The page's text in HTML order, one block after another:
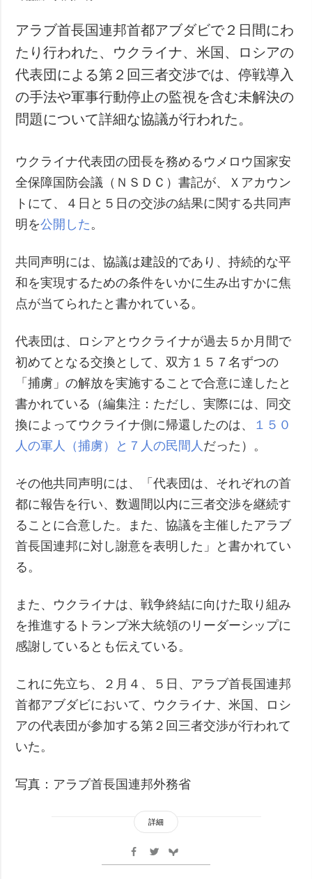
アラブ首長国連邦首都アブダビで２日間にわ
たり行われた、ウクライナ、米国、ロシアの
代表団による第２回三者交渉では、停戦導入
の手法や軍事行動停止の監視を含む未解決の
問題について詳細な協議が行われた。
ウクライナ代表団の団長を務めるウメロウ国家安
全保障国防会議（ＮＳＤＣ）書記が、Ｘアカウン
トにて、４日と５日の交渉の結果に関する共同声
明を公開した。
共同声明には、協議は建設的であり、持続的な平
和を実現するための条件をいかに生み出すかに焦
点が当てられたと書かれている。
代表団は、ロシアとウクライナが過去５か月間で
初めてとなる交換として、双方１５７名ずつの
「捕虜」の解放を実施することで合意に達したと
書かれている（編集注：ただし、実際には、同交
換によってウクライナ側に帰還したのは、
１５０
人の軍人（捕虜）と７人の民間人 だった）。
その他共同声明には、「代表団は、それぞれの首
都に報告を行い、数週間以内に三者交渉を継続す
ることに合意した。また、協議を主催したアラブ
首長国連邦に対し謝意を表明した」と書かれてい
る。
また、ウクライナは、戦争終結に向けた取り組み
を推進するトランプ米大統領のリーダーシップに
感謝しているとも伝えている。
これに先立ち、２月４、５日、アラブ首長国連邦
首都アブダビにおいて、ウクライナ、米国、ロシ
アの代表団が参加する第２回三者交渉が行われて
いた。
写真：アラブ首長国連邦外務省
詳細